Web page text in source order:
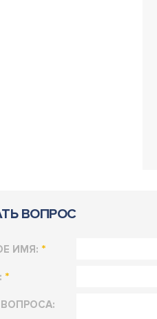
ВОПРОС
ИМЯ: *
*
ВОПРОСА: